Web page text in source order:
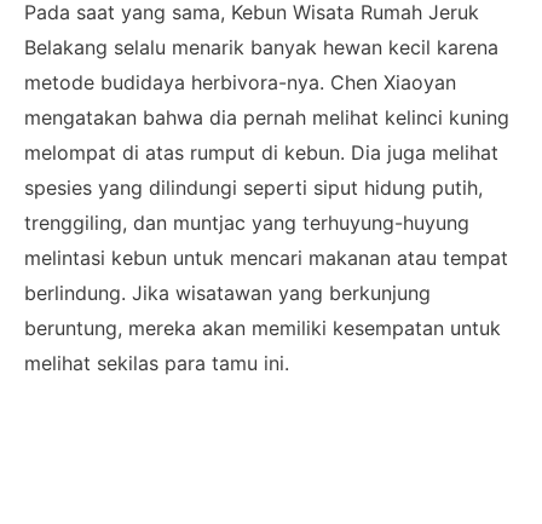
Pada saat yang sama, Kebun Wisata Rumah Jeruk
Belakang selalu menarik banyak hewan kecil karena
metode budidaya herbivora-nya. Chen Xiaoyan
mengatakan bahwa dia pernah melihat kelinci kuning
melompat di atas rumput di kebun. Dia juga melihat
spesies yang dilindungi seperti siput hidung putih,
trenggiling, dan muntjac yang terhuyung-huyung
melintasi kebun untuk mencari makanan atau tempat
berlindung. Jika wisatawan yang berkunjung
beruntung, mereka akan memiliki kesempatan untuk
melihat sekilas para tamu ini.